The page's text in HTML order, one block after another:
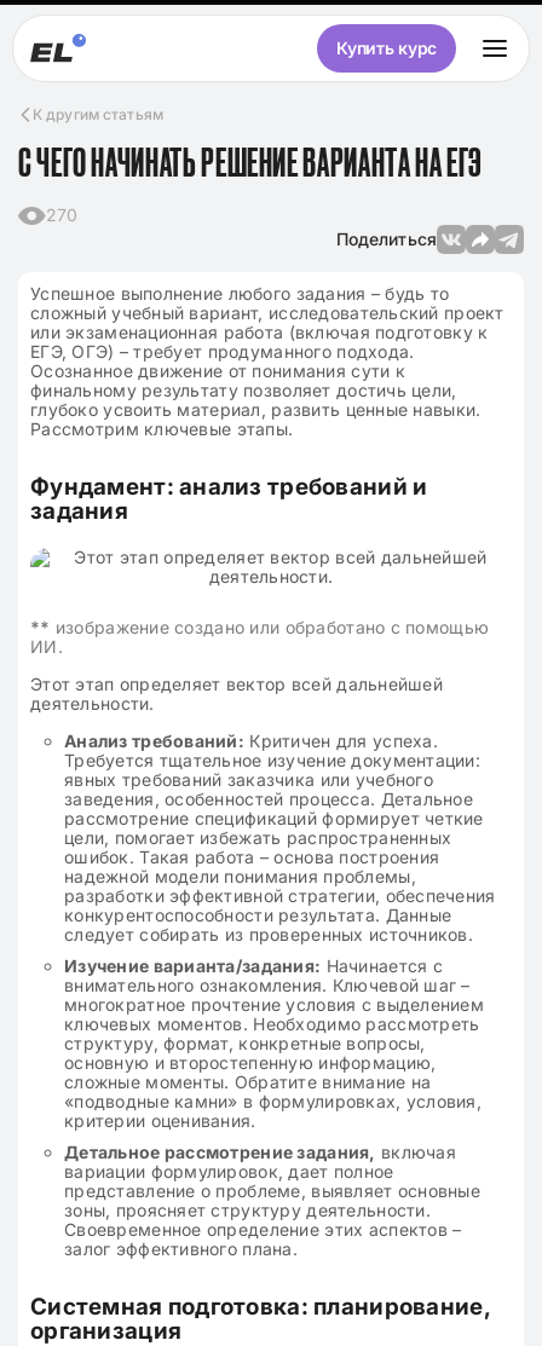
Купить курс
К другим статьям
С ЧЕГО НАЧИНАТЬ РЕШЕНИЕ ВАРИАНТА НА ЕГЭ
270
Поделиться
Успешное выполнение любого задания – будь то
сложный учебный вариант, исследовательский проект
или экзаменационная работа (включая подготовку к
ЕГЭ, ОГЭ) – требует продуманного подхода.
Осознанное движение от понимания сути к
финальному результату позволяет достичь цели,
глубоко усвоить материал, развить ценные навыки.
Рассмотрим ключевые этапы.
Фундамент: анализ требований и
задания
** изображение создано или обработано с помощью
ИИ.
Этот этап определяет вектор всей дальнейшей
деятельности.
Анализ требований: Критичен для успеха.
Требуется тщательное изучение документации:
явных требований заказчика или учебного
заведения, особенностей процесса. Детальное
рассмотрение спецификаций формирует четкие
цели, помогает избежать распространенных
ошибок. Такая работа – основа построения
надежной модели понимания проблемы,
разработки эффективной стратегии, обеспечения
конкурентоспособности результата. Данные
следует собирать из проверенных источников.
Изучение варианта/задания: Начинается с
внимательного ознакомления. Ключевой шаг –
многократное прочтение условия с выделением
ключевых моментов. Необходимо рассмотреть
структуру, формат, конкретные вопросы,
основную и второстепенную информацию,
сложные моменты. Обратите внимание на
«подводные камни» в формулировках, условия,
критерии оценивания.
Детальное рассмотрение задания, включая
вариации формулировок, дает полное
представление о проблеме, выявляет основные
зоны, проясняет структуру деятельности.
Своевременное определение этих аспектов –
залог эффективного плана.
Системная подготовка: планирование,
организация